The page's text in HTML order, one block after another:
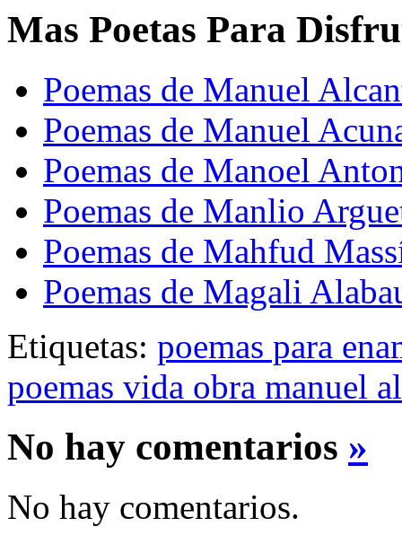
Mas Poetas Para
Poemas de Manuel
Poemas de Manuel
Poemas de Manoel
Poemas de Manlio
Poemas de Mahfud
Poemas de Magali
Etiquetas: poemas para
poemas vida obra manuel
No hay comentarios »
No hay comentarios.